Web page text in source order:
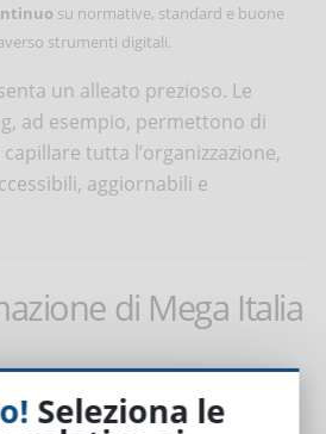
su normative, standard e buone
strumenti digitali.
un alleato prezioso. Le
ad esempio, permettono di
tutta l’organizzazione,
aggiornabili e
di Mega Italia
in questo percorso,
Seleziona le